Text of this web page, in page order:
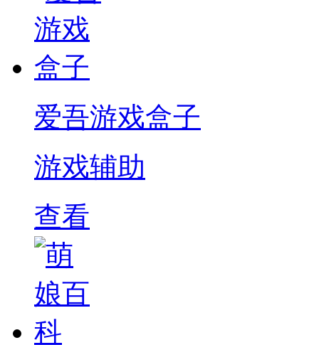
爱吾游戏盒子
游戏辅助
查看